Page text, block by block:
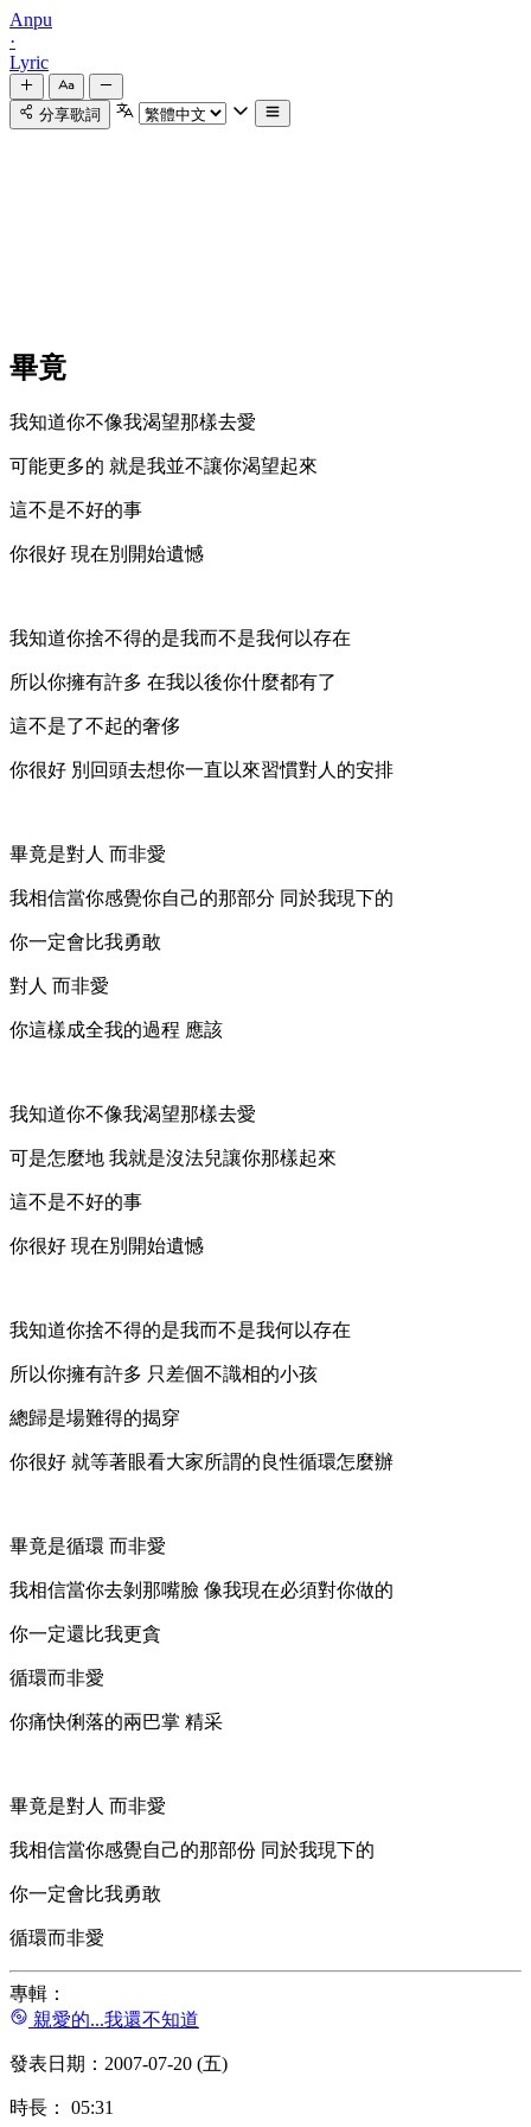
Anpu
·
Lyric
分享歌詞
畢竟
我知道你不像我渴望那樣去愛
可能更多的 就是我並不讓你渴望起來
這不是不好的事
你很好 現在別開始遺憾
我知道你捨不得的是我而不是我何以存在
所以你擁有許多 在我以後你什麼都有了
這不是了不起的奢侈
你很好 別回頭去想你一直以來習慣對人的安排
畢竟是對人 而非愛
我相信當你感覺你自己的那部分 同於我現下的
你一定會比我勇敢
對人 而非愛
你這樣成全我的過程 應該
我知道你不像我渴望那樣去愛
可是怎麼地 我就是沒法兒讓你那樣起來
這不是不好的事
你很好 現在別開始遺憾
我知道你捨不得的是我而不是我何以存在
所以你擁有許多 只差個不識相的小孩
總歸是場難得的揭穿
你很好 就等著眼看大家所謂的良性循環怎麼辦
畢竟是循環 而非愛
我相信當你去剝那嘴臉 像我現在必須對你做的
你一定還比我更貪
循環而非愛
你痛快俐落的兩巴掌 精采
畢竟是對人 而非愛
我相信當你感覺自己的那部份 同於我現下的
你一定會比我勇敢
循環而非愛
專輯：
親愛的...我還不知道
發表日期：2007-07-20 (五)
時長： 05:31